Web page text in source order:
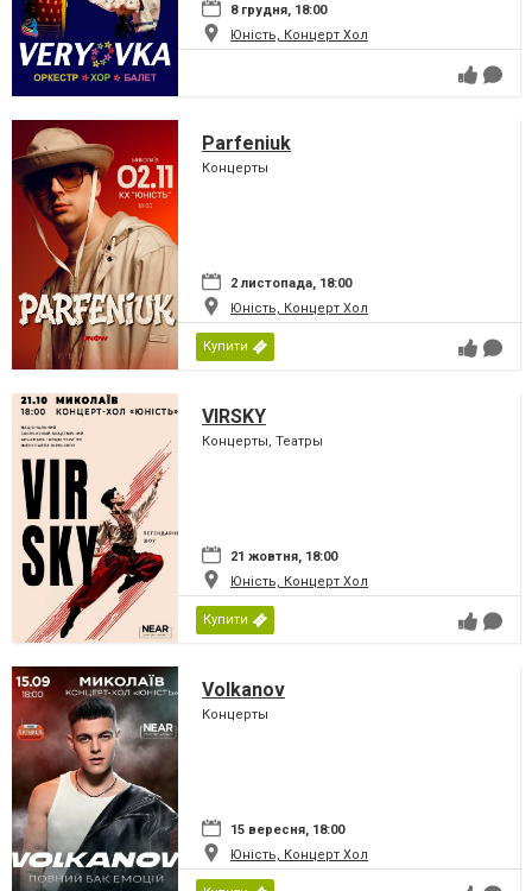
8 грудня, 18:00
Юність, Концерт Хол
Parfeniuk
Концерты
2 листопада, 18:00
Юність, Концерт Хол
Купити
VIRSKY
Концерты, Театры
21 жовтня, 18:00
Юність, Концерт Хол
Купити
Volkanov
Концерты
15 вересня, 18:00
Юність, Концерт Хол